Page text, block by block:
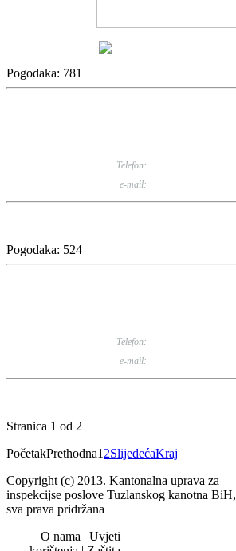
Pogodaka: 781
Telefon:
e-mail:
Pogodaka: 524
Telefon:
e-mail:
Stranica 1 od 2
PočetakPrethodna1 2SlijedećaKraj
Copyright (c) 2013. Kantonalna uprava za
inspekcijse poslove Tuzlanskog kanotna BiH,
sva prava pridržana
O nama | Uvjeti